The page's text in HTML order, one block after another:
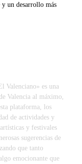
y un desarrollo más
Valenciano» es una
Valencia al máximo,
plataforma, los
de actividades y
y festivales
sugerencias de
que tanto
emocionante que